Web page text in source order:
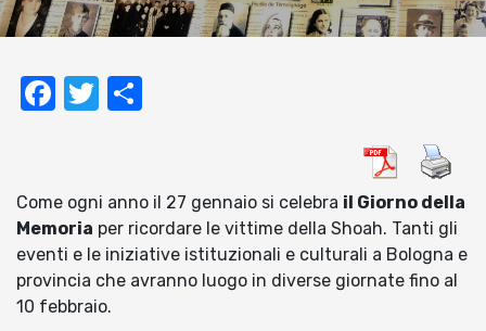
Facebook
Twitter
Come ogni anno il 27 gennaio si celebra il Giorno della
Memoria per ricordare le vittime della Shoah. Tanti gli
eventi e le iniziative istituzionali e culturali a Bologna e
provincia che avranno luogo in diverse giornate fino al
10 febbraio.